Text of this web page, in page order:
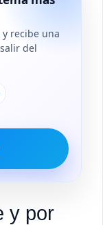
recibe una
del
y por